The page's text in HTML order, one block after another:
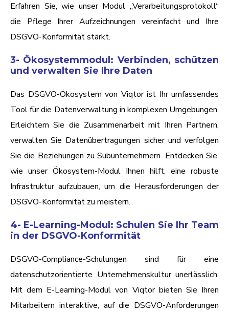
Erfahren Sie, wie unser Modul „Verarbeitungsprotokoll“
die Pflege Ihrer Aufzeichnungen vereinfacht und Ihre
DSGVO-Konformität stärkt.
3- Ökosystemmodul: Verbinden, schützen
und verwalten Sie Ihre Daten
Das DSGVO-Ökosystem von Viqtor ist Ihr umfassendes
Tool für die Datenverwaltung in komplexen Umgebungen.
Erleichtern Sie die Zusammenarbeit mit Ihren Partnern,
verwalten Sie Datenübertragungen sicher und verfolgen
Sie die Beziehungen zu Subunternehmern. Entdecken Sie,
wie unser Ökosystem-Modul Ihnen hilft, eine robuste
Infrastruktur aufzubauen, um die Herausforderungen der
DSGVO-Konformität zu meistern.
4- E-Learning-Modul: Schulen Sie Ihr Team
in der DSGVO-Konformität
DSGVO-Compliance-Schulungen sind für eine
datenschutzorientierte Unternehmenskultur unerlässlich.
Mit dem E-Learning-Modul von Viqtor bieten Sie Ihren
Mitarbeitern interaktive, auf die DSGVO-Anforderungen